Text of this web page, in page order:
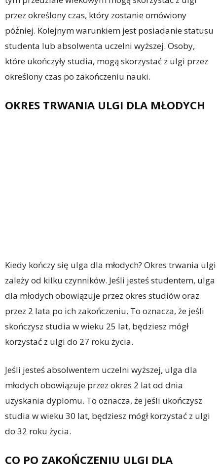
przez określony czas, który zostanie omówiony
później. Kolejnym warunkiem jest posiadanie statusu
studenta lub absolwenta uczelni wyższej. Osoby,
które ukończyły studia, mogą skorzystać z ulgi przez
określony czas po zakończeniu nauki.
OKRES TRWANIA ULGI DLA MŁODYCH
Kiedy kończy się ulga dla młodych? Okres trwania ulgi
zależy od kilku czynników. Jeśli jesteś studentem, ulga
dla młodych obowiązuje przez okres studiów oraz
przez 2 lata po ich zakończeniu. To oznacza, że jeśli
skończysz studia w wieku 25 lat, będziesz mógł
korzystać z ulgi do 27 roku życia.
Jeśli jesteś absolwentem uczelni wyższej, ulga dla
młodych obowiązuje przez okres 2 lat od dnia
uzyskania dyplomu. To oznacza, że jeśli ukończysz
studia w wieku 30 lat, będziesz mógł korzystać z ulgi
do 32 roku życia.
CO PO ZAKOŃCZENIU ULGI DLA